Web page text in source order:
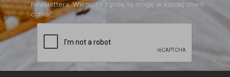
newslettera. Wiem, że zgodę tę mogę w każdej chwili
cofnąć.